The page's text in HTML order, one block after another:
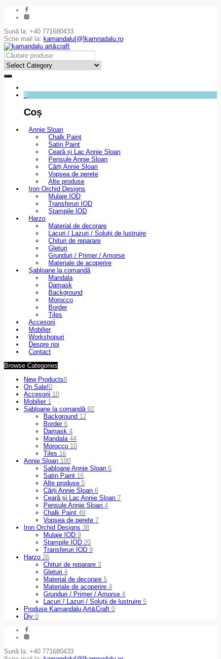
Sună la: +40 771680433
Scrie mail la: kamandalu[@]kamnadalu.ro
0
Coș
Annie Sloan
Chalk Paint
Satin Paint
Ceară și Lac Annie Sloan
Pensule Annie Sloan
Cărți Annie Sloan
Vopsea de perete
Alte produse
Iron Orchid Designs
Mulaje IOD
Transferuri IOD
Ştampile IOD
Harzo
Material de decorare
Lacuri / Lazuri / Soluții de lustruire
Chituri de reparare
Gleturi
Grunduri / Primer / Amorse
Materiale de acoperire
Șabloane la comandă
Mandala
Damask
Background
Morocco
Border
Tiles
Accesorii
Mobilier
Workshopuri
Despre noi
Contact
Browse Categories
New Products8
On Sale!0
Accesorii 10
Mobilier 1
Șabloane la comandă 92
Background 12
Border 6
Damask 4
Mandala 44
Morocco 10
Tiles 16
Annie Sloan 100
Sabloane Annie Sloan 6
Satin Paint 16
Alte produse 5
Cărți Annie Sloan 6
Ceară și Lac Annie Sloan 7
Pensule Annie Sloan 4
Chalk Paint 49
Vopsea de perete 7
Iron Orchid Designs 38
Mulaje IOD 9
Ştampile IOD 20
Transferuri IOD 9
Harzo 26
Chituri de reparare 3
Gleturi 4
Material de decorare 5
Materiale de acoperire 4
Grunduri / Primer / Amorse 4
Lacuri / Lazuri / Soluții de lustruire 5
Produse Kamandalu Art&Craft 0
Diy 0
Sună la: +40 771680433